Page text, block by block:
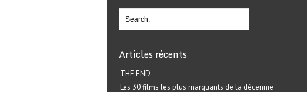
Articles récents
THE END
Les 30 films les plus marquants de la décennie